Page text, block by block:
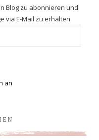
Blog zu abonnieren und
via E-Mail zu erhalten.
an